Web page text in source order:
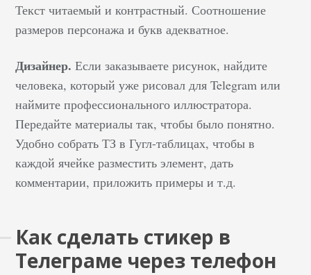
Текст читаемый и контрастный. Соотношение
размеров персонажа и букв адекватное.
Дизайнер.Если заказываете рисунок, найдите
человека, который уже рисовал для Telegram или
наймите профессионального иллюстратора.
Передайте материалы так, чтобы было понятно.
Удобно собрать ТЗ в Гугл-таблицах, чтобы в
каждой ячейке разместить элемент, дать
комментарии, приложить примеры и т.д.
Как сделать стикер в
Телеграме через телефон